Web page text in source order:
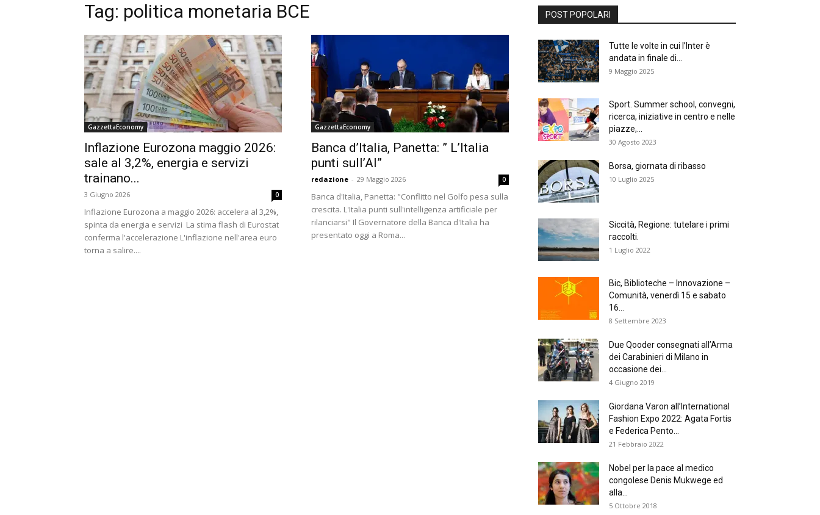
Tag: politica monetaria BCE
GazzettaEconomy
Inflazione Eurozona maggio 2026:
sale al 3,2%, energia e servizi
trainano...
3 Giugno 2026 0
Inflazione Eurozona a maggio 2026: accelera al 3,2%,
spinta da energia e servizi La stima flash di Eurostat
conferma l'accelerazione L'inflazione nell'area euro
torna a salire....
GazzettaEconomy
Banca d’Italia, Panetta: ” L’Italia
punti sull’AI”
redazione - 29 Maggio 2026 0
Banca d'Italia, Panetta: "Conflitto nel Golfo pesa sulla
crescita. L'Italia punti sull'intelligenza artificiale per
rilanciarsi" Il Governatore della Banca d'Italia ha
presentato oggi a Roma...
POST POPOLARI
Tutte le volte in cui l’Inter è
andata in finale di...
9 Maggio 2025
Sport. Summer school, convegni,
ricerca, iniziative in centro e nelle
piazze,...
30 Agosto 2023
Borsa, giornata di ribasso
10 Luglio 2025
Siccità, Regione: tutelare i primi
raccolti.
1 Luglio 2022
Bic, Biblioteche – Innovazione –
Comunità, venerdì 15 e sabato
16...
8 Settembre 2023
Due Qooder consegnati all’Arma
dei Carabinieri di Milano in
occasione dei...
4 Giugno 2019
Giordana Varon all’International
Fashion Expo 2022: Agata Fortis
e Federica Pento...
21 Febbraio 2022
Nobel per la pace al medico
congolese Denis Mukwege ed
alla...
5 Ottobre 2018